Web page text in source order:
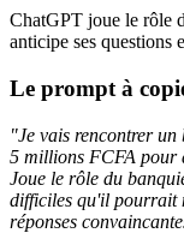
ChatGPT joue le rôle
anticipe ses questions
Le prompt à
"Je vais rencontrer
5 millions FCFA pour
Joue le rôle du
difficiles qu'il pourrait
réponses